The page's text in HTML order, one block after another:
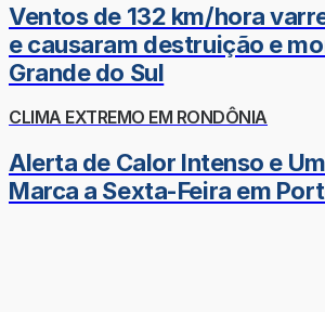
Ventos de 132 km/hora
e causaram destruição e
Grande do Sul
CLIMA EXTREMO EM RONDÔNIA
Alerta de Calor Intenso e
Marca a Sexta-Feira em